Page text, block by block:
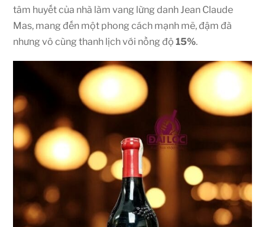
tâm huyết của nhà làm vang lừng danh Jean Claude
Mas, mang đến một phong cách mạnh mẽ, đậm đà
nhưng vô cùng thanh lịch với nồng độ15%.